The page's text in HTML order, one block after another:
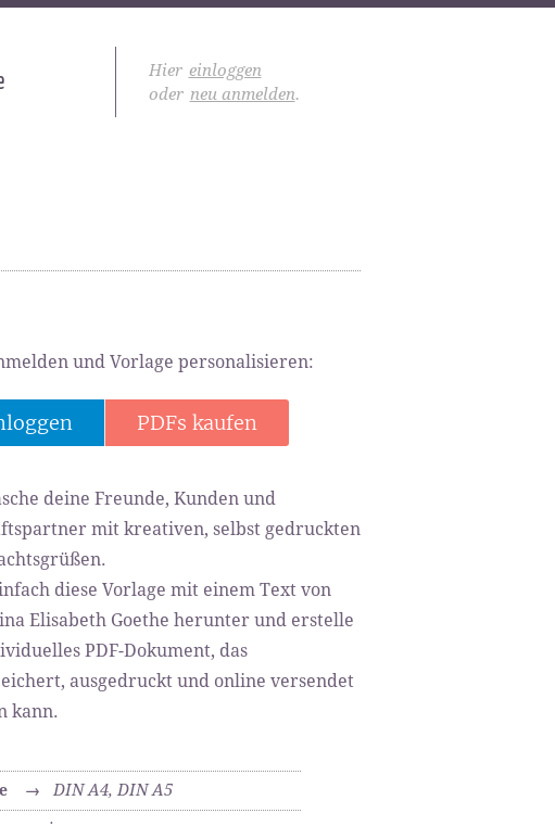
Hier einloggen
oder neu anmelden.
und Vorlage personalisieren:
PDFs kaufen
deine Freunde, Kunden und
mit kreativen, selbst gedruckten
diese Vorlage mit einem Text von
Elisabeth Goethe herunter und erstelle
PDF-Dokument, das
ausgedruckt und online versendet
kann.
→ DIN A4, DIN A5